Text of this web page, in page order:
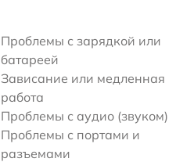
Проблемы с зарядкой или
батареей
Зависание или медленная
работа
Проблемы с аудио (звуком)
Проблемы с портами и
разъемами